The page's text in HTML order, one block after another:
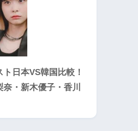
日本VS韓国比較！
・新木優子・香川